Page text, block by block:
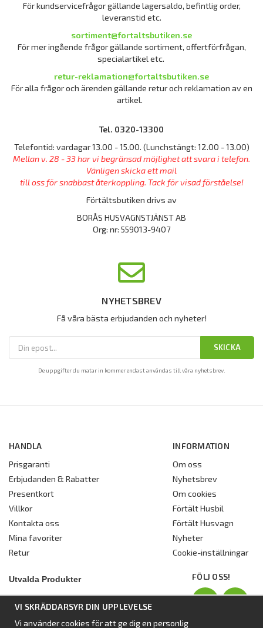
För kundservicefrågor gällande lagersaldo, befintlig order,
leveranstid etc.
sortiment@fortaltsbutiken.se
För mer ingående frågor gällande sortiment, offertförfrågan,
specialartikel etc.
retur-reklamation@fortaltsbutiken.se
För alla frågor och ärenden gällande retur och reklamation av en
artikel.
Tel. 0320-13300
Telefontid: vardagar 13.00 - 15.00. (Lunchstängt: 12.00 - 13.00)
Mellan v. 28 - 33 har vi begränsad möjlighet att svara i telefon.
Vänligen skicka ett mail
till oss för snabbast återkoppling. Tack för visad förståelse!
Förtältsbutiken drivs av
BORÅS HUSVAGNSTJÄNST AB
Org: nr: 559013-9407
NYHETSBREV
Få våra bästa erbjudanden och nyheter!
SKICKA
De uppgifter du matar in kommer endast användas till våra nyhetsbrev.
HANDLA
Prisgaranti
Erbjudanden & Rabatter
Presentkort
Villkor
Kontakta oss
Mina favoriter
Retur
INFORMATION
Om oss
Nyhetsbrev
Om cookies
Förtält Husbil
Förtält Husvagn
Nyheter
Cookie-inställningar
Utvalda Produkter
Dometic Stuga Rest
FÖLJ OSS!
VI SKRÄDDARSYR DIN UPPLEVELSE
Vi använder cookies för att ge dig en personlig